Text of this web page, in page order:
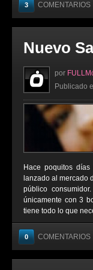
3 COMENTARIOS
Nuevo
por
Publicado
Hace poquitos
lanzado al mercado
público
únicamente con 3
tiene todo lo que
0 COMENTARIOS